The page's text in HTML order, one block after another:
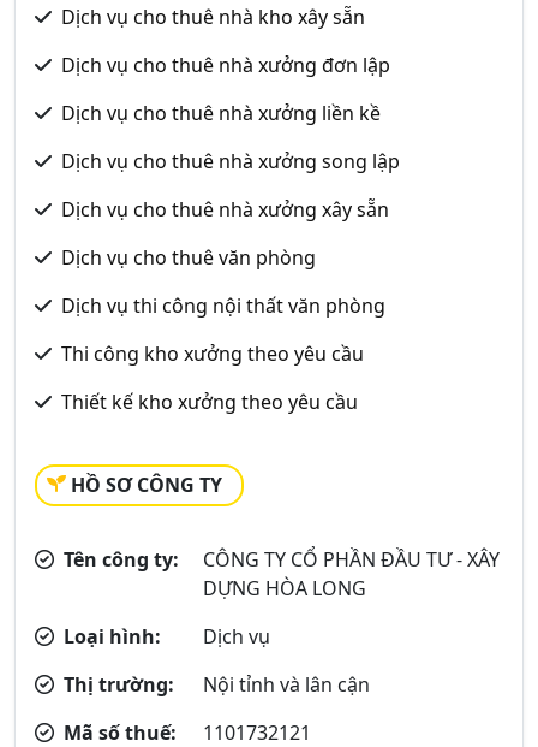
Dịch vụ cho thuê nhà kho xây sẵn
Dịch vụ cho thuê nhà xưởng đơn lập
Dịch vụ cho thuê nhà xưởng liền kề
Dịch vụ cho thuê nhà xưởng song lập
Dịch vụ cho thuê nhà xưởng xây sẵn
Dịch vụ cho thuê văn phòng
Dịch vụ thi công nội thất văn phòng
Thi công kho xưởng theo yêu cầu
Thiết kế kho xưởng theo yêu cầu
HỒ SƠ CÔNG TY
Tên công ty:
CÔNG TY CỔ PHẦN ĐẦU TƯ - XÂY
DỰNG HÒA LONG
Loại hình:
Dịch vụ
Thị trường:
Nội tỉnh và lân cận
Mã số thuế:
1101732121